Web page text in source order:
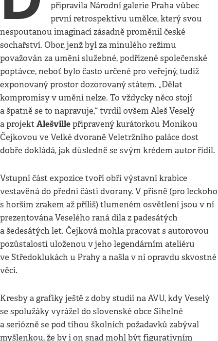
připravila Národní galerie Praha vůbec
první retrospektivu umělce, který svou
nespoutanou imaginací zásadně proměnil české
sochařství. Obor, jenž byl za minulého režimu
považován za umění služebné, podřízené společenské
poptávce, neboť bylo často určené pro veřejný, tudíž
exponovaný prostor dozorovaný státem. „Dělat
kompromisy v umění nelze. To vždycky něco stojí
a špatně se to napravuje,“ tvrdil ovšem Aleš Veselý
a projektAlešvillepřipravený kurátorkou Monikou
Čejkovou ve Velké dvoraně Veletržního paláce dost
dobře dokládá, jak důsledně se svým krédem autor řídil.
Vstupní část expozice tvoří obří výstavní krabice
vestavěná do přední části dvorany. V přísně (pro leckoho
s horším zrakem až příliš) tlumeném osvětlení jsou v ní
prezentována Veselého raná díla z padesátých
a šedesátých let. Čejková mohla pracovat s autorovou
pozůstalostí uloženou v jeho legendárním ateliéru
ve Středoklukách u Prahy a našla v ní opravdu skvostné
věci.
Kresby a grafiky ještě z doby studií na AVU, kdy Veselý
se spolužáky vyrážel do slovenské obce Sihelné
a seriózně se pod tíhou školních požadavků zabýval
myšlenkou, že by i on snad mohl být figurativním